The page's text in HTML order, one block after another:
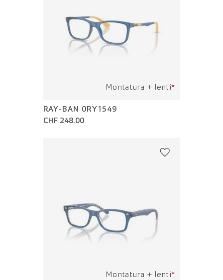
Montatura + lenti*
RAY-BAN 0RY1549
CHF 248.00
Montatura + lenti*